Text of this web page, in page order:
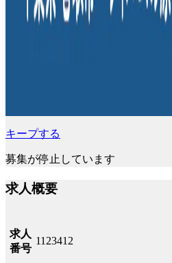
キープする
募集が停止しています
求人概要
求人
番号
1123412